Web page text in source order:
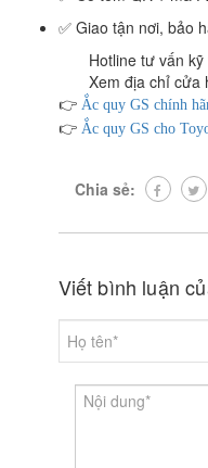
✅ Giao tận nơi, bảo
Hotline tư vấn kỹ
Xem địa chỉ cửa
👉 Ắc quy GS chính
👉 Ắc quy GS cho
Chia sẻ:
Viết bình luận